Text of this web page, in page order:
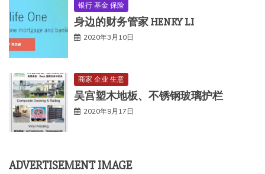
银行 基金 保险
身边的财务管家 HENRY LI
2020年3月10日
商家 企业 生意
吴宫塑木地板、不锈钢玻璃护栏
2020年9月17日
ADVERTISEMENT IMAGE